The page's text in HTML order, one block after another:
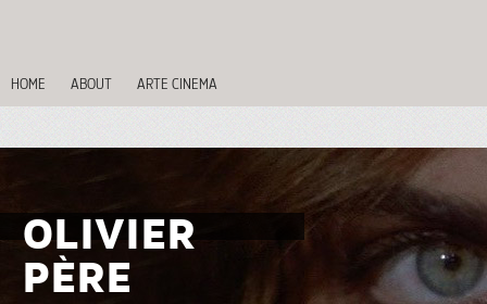
HOME ABOUT ARTE CINEMA
OLIVIER
PÈRE